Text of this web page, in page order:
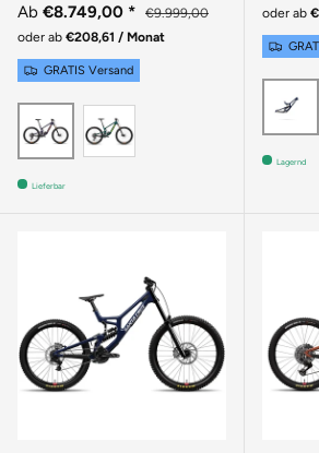
Ab €8.749,00 *
€9.999,00
oder ab €208,61 / Monat
GRATIS Versand
MATTE DEEP PURPLE
GLOSS DAY GREEN
Lieferbar
oder ab
Lagernd